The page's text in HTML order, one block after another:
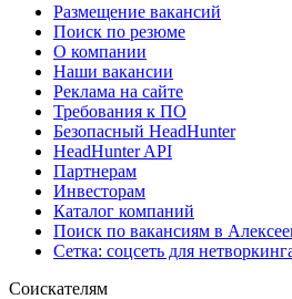
Размещение вакансий
Поиск по резюме
О компании
Наши вакансии
Реклама на сайте
Требования к ПО
Безопасный HeadHunter
HeadHunter API
Партнерам
Инвесторам
Каталог компаний
Поиск по вакансиям в
Сетка: соцсеть для
Соискателям